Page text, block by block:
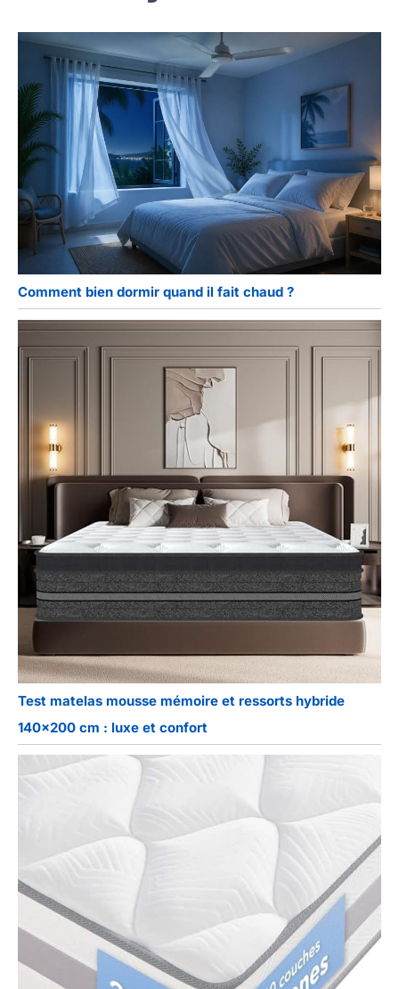
Comment bien dormir quand il fait chaud ?
Test matelas mousse mémoire et ressorts hybride
140×200 cm : luxe et confort